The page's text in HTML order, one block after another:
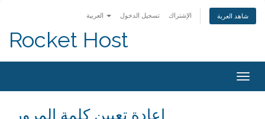
تسجيل الدخول الإشتراك شاهد العربة
Rocket Host
إعادة تعيين كلمة المرور